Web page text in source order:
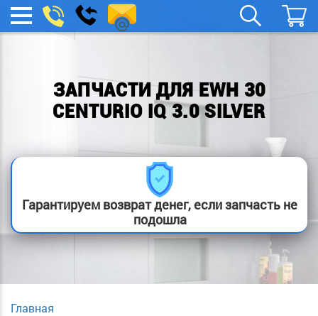
МЕНЮ
boylera@yandex.ru
Заказать
звонок
ЗАПЧАСТИ ДЛЯ EWH 30
CENTURIO IQ 3.0 SILVER
Гарантируем возврат денег, если запчасть не
подошла
Главная